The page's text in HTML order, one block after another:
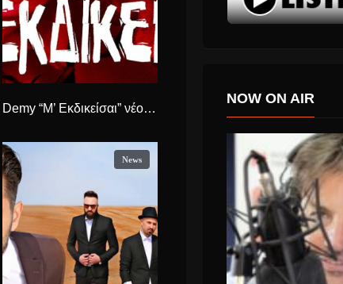
Demy “Μ’ Εκδικείσαι” νέο single.
News
NOW ON AIR